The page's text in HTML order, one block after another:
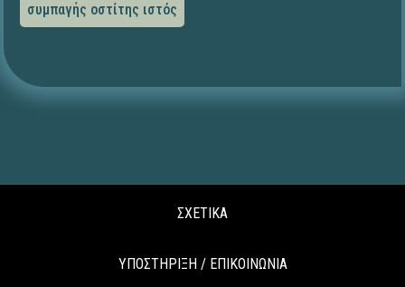
συμπαγής οστίτης ιστός
ΣΧΕΤΙΚΑ
ΥΠΟΣΤΗΡΙΞΗ / ΕΠΙΚΟΙΝΩΝΙΑ